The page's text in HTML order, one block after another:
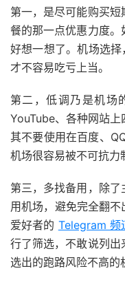
第一，是尽可能购买
餐的那一点优惠力度
好想一想了。机场选择
才不容易吃亏上当。
第二，低调乃是机场
YouTube、各种网站
其不要使用在百度、
机场很容易被不可抗力
第三，多找备用，除
用机场，避免完全翻
爱好者的 Telegram 频
行了筛选，不敢说列
选出的跑路风险不高的